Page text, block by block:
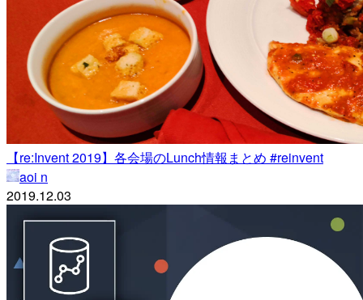
【re:Invent 2019】各会場のLunch情報まとめ #reinvent
aoi n
2019.12.03